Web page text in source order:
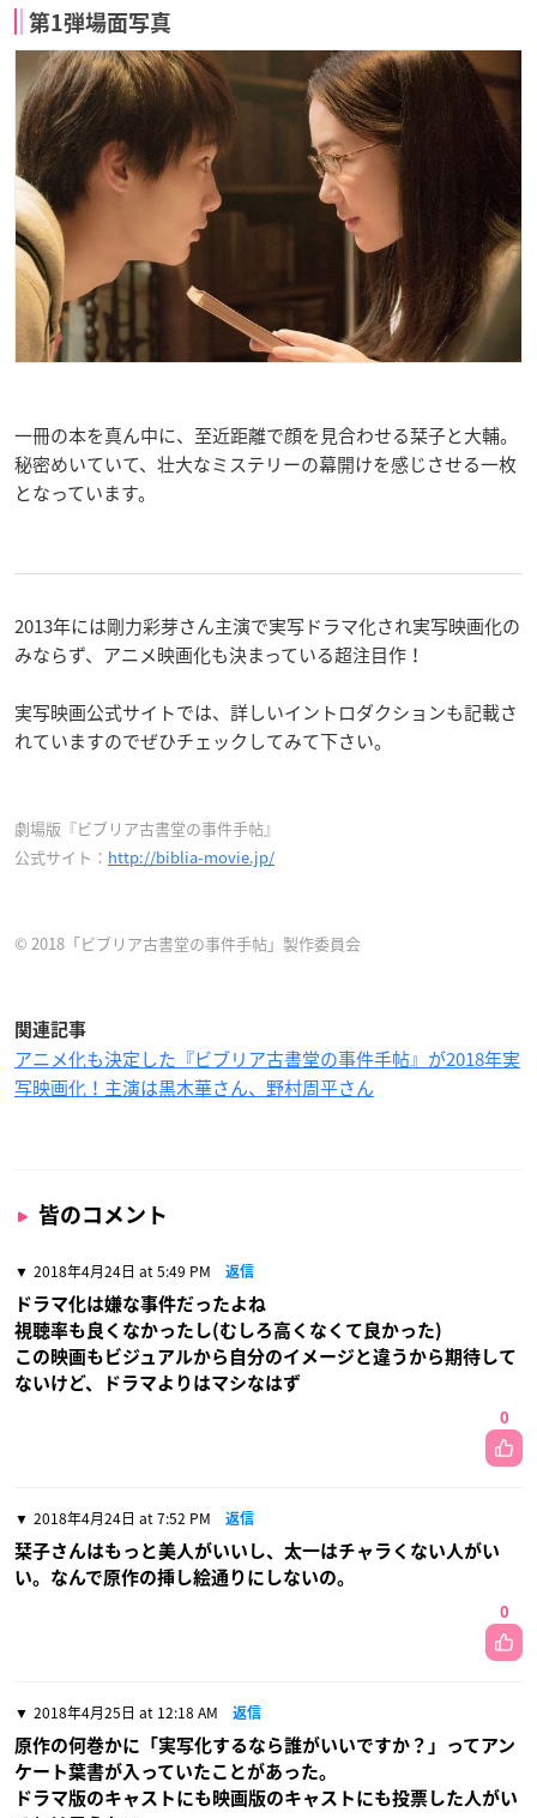
第1弾場面写真
一冊の本を真ん中に、至近距離で顔を見合わせる栞子と大輔。
秘密めいていて、壮大なミステリーの幕開けを感じさせる一枚
となっています。
2013年には剛力彩芽さん主演で実写ドラマ化され実写映画化の
みならず、アニメ映画化も決まっている超注目作！
実写映画公式サイトでは、詳しいイントロダクションも記載さ
れていますのでぜひチェックしてみて下さい。
劇場版『ビブリア古書堂の事件手帖』
公式サイト： http://biblia-movie.jp/
© 2018「ビブリア古書堂の事件手帖」製作委員会
関連記事
アニメ化も決定した『ビブリア古書堂の事件手帖』が2018年実
写映画化！主演は黒木華さん、野村周平さん
皆のコメント
2018年4月24日 at 5:49 PM 返信
ドラマ化は嫌な事件だったよね
視聴率も良くなかったし(むしろ高くなくて良かった)
この映画もビジュアルから自分のイメージと違うから期待して
ないけど、ドラマよりはマシなはず
0
2018年4月24日 at 7:52 PM 返信
栞子さんはもっと美人がいいし、太一はチャラくない人がい
い。なんで原作の挿し絵通りにしないの。
0
2018年4月25日 at 12:18 AM 返信
原作の何巻かに「実写化するなら誰がいいですか？」ってアン
ケート葉書が入っていたことがあった。
ドラマ版のキャストにも映画版のキャストにも投票した人がい